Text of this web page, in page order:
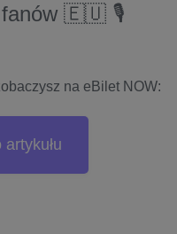
fanów 🇪🇺 🎙️
na eBilet NOW: